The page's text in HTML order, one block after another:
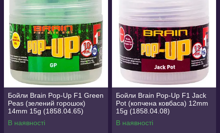
Бойли Brain Pop-Up F1 Green
Peas (зелений горошок)
14mm 15g (1858.04.65)
В наявності
Бойли Brain Pop-Up F1 Jack
Pot (копчена ковбаса) 12mm
15g (1858.04.08)
В наявності